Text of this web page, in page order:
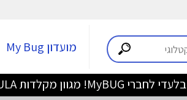
מועדון My Bug
בלעדי לחברי MyBUG! מגוון מקלדות AULA ב-20% הנחה >>>